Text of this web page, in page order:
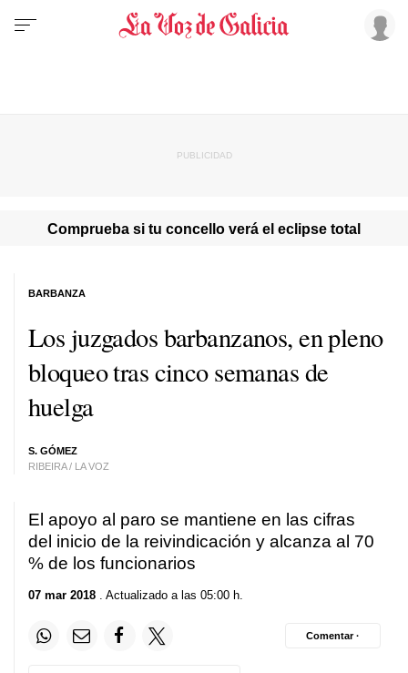
Comprueba si tu concello verá el eclipse total
Los juzgados barbanzanos, en pleno
bloqueo tras cinco semanas de
huelga
S. GÓMEZ
RIBEIRA / LA VOZ
BARBANZA
El apoyo al paro se mantiene en las cifras
del inicio de la reivindicación y alcanza al 70
% de los funcionarios
07 mar 2018 . Actualizado a las 05:00 h.
Comentar ·